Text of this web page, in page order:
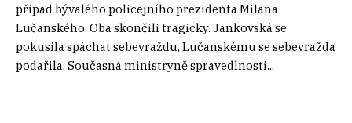
případ bývalého policejního prezidenta Milana
Lučanského. Oba skončili tragicky. Jankovská se
pokusila spáchat sebevraždu, Lučanskému se sebevražda
podařila. Současná ministryně spravedlnosti...